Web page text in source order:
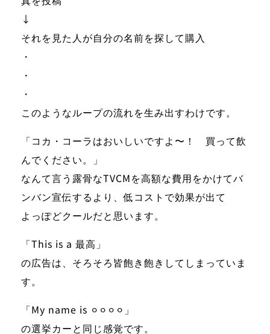
↓
それを見た人が自分の名前を探して購入
・
・
・
このようなループの流れを生み出すわけです。
「コカ・コーラはおいしいですよ〜！ 買って飲
んでください。」
なんて言う露骨なTVCMを高額な費用をかけてバ
ンバン宣伝するより、低コストで効果が出て
よっぽどクールだと思います。
「This is a 最高」
の広告は、そろそろ皆飽き飽きしてしまっていま
す。
「My name is ⚪︎⚪︎⚪︎⚪︎」
の選挙カーと同じ感覚です。